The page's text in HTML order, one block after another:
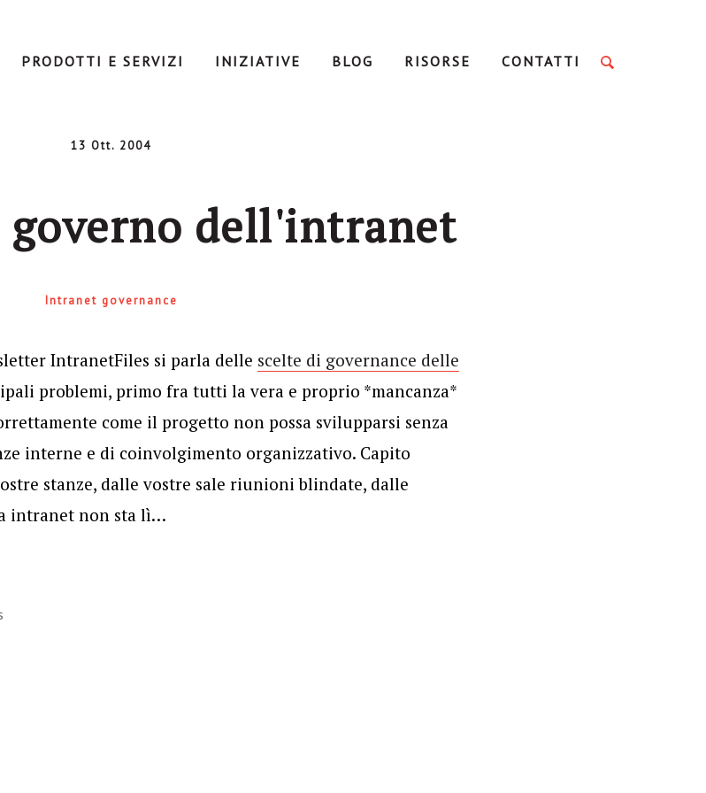
PRODOTTI E SERVIZI INIZIATIVE BLOG RISORSE CONTATTI
13 Ott. 2004
governo dell'intranet
Intranet governance
IntranetFiles si parla delle scelte di governance delle
problemi, primo fra tutti la vera e proprio *mancanza*
come il progetto non possa svilupparsi senza
interne e di coinvolgimento organizzativo. Capito
stanze, dalle vostre sale riunioni blindate, dalle
intranet non sta lì…